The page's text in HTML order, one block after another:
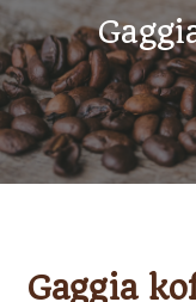
Gaggia